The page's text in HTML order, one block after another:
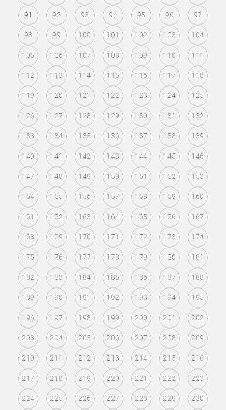
91 92 93 94 95 96 97
98 99 100 101 102 103 104
105 106 107 108 109 110 111
112 113 114 115 116 117 118
119 120 121 122 123 124 125
126 127 128 129 130 131 132
133 134 135 136 137 138 139
140 141 142 143 144 145 146
147 148 149 150 151 152 153
154 155 156 157 158 159 160
161 162 163 164 165 166 167
168 169 170 171 172 173 174
175 176 177 178 179 180 181
182 183 184 185 186 187 188
189 190 191 192 193 194 195
196 197 198 199 200 201 202
203 204 205 206 207 208 209
210 211 212 213 214 215 216
217 218 219 220 221 222 223
224 225 226 227 228 229 230